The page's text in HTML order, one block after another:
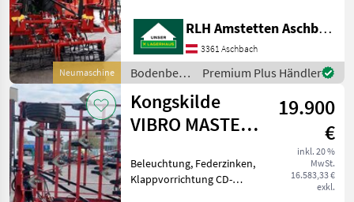
Neumaschine
Saatstriegel große
Gummiräder gewährleisten
eine präzise Tiefenführung
Hydr. Transportverriegelun
RLH Amstetten Aschbach
3361 Aschbach
Bodenbearbeitung
/
Kongskilde
Premium Plus Händler
Kongskilde
VIBRO MASTER
19.900
€
inkl. 20 %
MwSt.
16.583,33 €
exkl.
Beleuchtung, Federzinken,
Klappvorrichtung CD-